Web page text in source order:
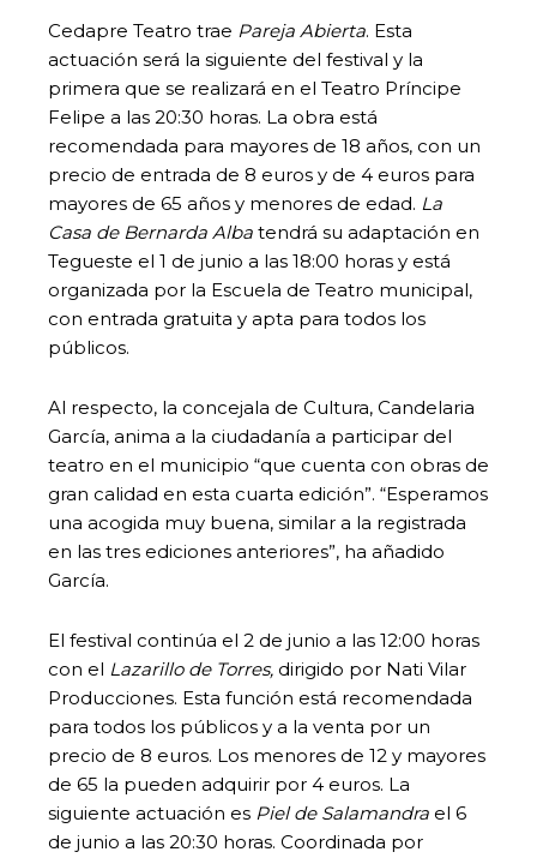
Cedapre Teatro trae Pareja Abierta. Esta
actuación será la siguiente del festival y la
primera que se realizará en el Teatro Príncipe
Felipe a las 20:30 horas. La obra está
recomendada para mayores de 18 años, con un
precio de entrada de 8 euros y de 4 euros para
mayores de 65 años y menores de edad. La
Casa de Bernarda Alba tendrá su adaptación en
Tegueste el 1 de junio a las 18:00 horas y está
organizada por la Escuela de Teatro municipal,
con entrada gratuita y apta para todos los
públicos.
Al respecto, la concejala de Cultura, Candelaria
García, anima a la ciudadanía a participar del
teatro en el municipio “que cuenta con obras de
gran calidad en esta cuarta edición”. “Esperamos
una acogida muy buena, similar a la registrada
en las tres ediciones anteriores”, ha añadido
García.
El festival continúa el 2 de junio a las 12:00 horas
con el Lazarillo de Torres, dirigido por Nati Vilar
Producciones. Esta función está recomendada
para todos los públicos y a la venta por un
precio de 8 euros. Los menores de 12 y mayores
de 65 la pueden adquirir por 4 euros. La
siguiente actuación es Piel de Salamandra el 6
de junio a las 20:30 horas. Coordinada por